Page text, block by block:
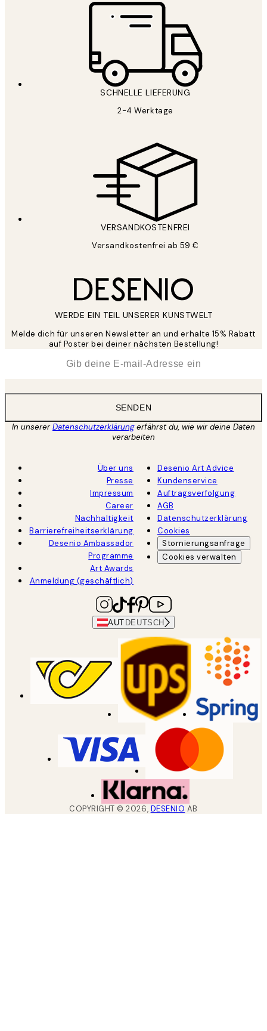
SCHNELLE LIEFERUNG
2-4 Werktage
VERSANDKOSTENFREI
Versandkostenfrei ab 59 €
WERDE EIN TEIL UNSERER KUNSTWELT
Melde dich für unseren Newsletter an und erhalte 15% Rabatt
auf Poster bei deiner nächsten Bestellung!
SENDEN
In unsererDatenschutzerklärungerfährst du, wie wir deine Daten
verarbeiten
Über uns
Presse
Impressum
Career
Nachhaltigkeit
Barrierefreiheitserklärung
Desenio Ambassador
Programme
Art Awards
Anmeldung (geschäftlich)
Desenio Art Advice
Kundenservice
Auftragsverfolgung
AGB
Datenschutzerklärung
Cookies
Stornierungsanfrage
Cookies verwalten
AUT DEUTSCH
COPYRIGHT ©2026, DESENIO AB